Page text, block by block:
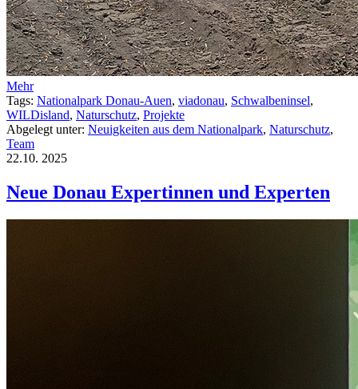
Mehr
Tags: Nationalpark Donau-Auen, viadonau, Schwalbeninsel,
WILDisland, Naturschutz, Projekte
Abgelegt unter: Neuigkeiten aus dem Nationalpark, Naturschutz,
Team
22.10. 2025
Neue Donau Expertinnen und Experten